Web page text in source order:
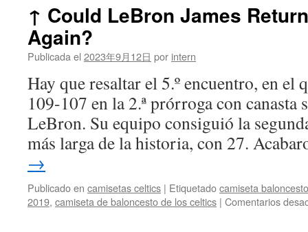
Nba
↑ Could LeBron James
Again?
Publicada el 2023年9月12日 por intern
Hay que resaltar el 5.º encuentro, en el
109-107 en la 2.ª prórroga con canasta
LeBron. Su equipo consiguió la
más larga de la historia, con 27.
→
Publicado en camisetas celtics | Etiquetadocamiseta
2019, camiseta de baloncesto de los celtics | Comentarios